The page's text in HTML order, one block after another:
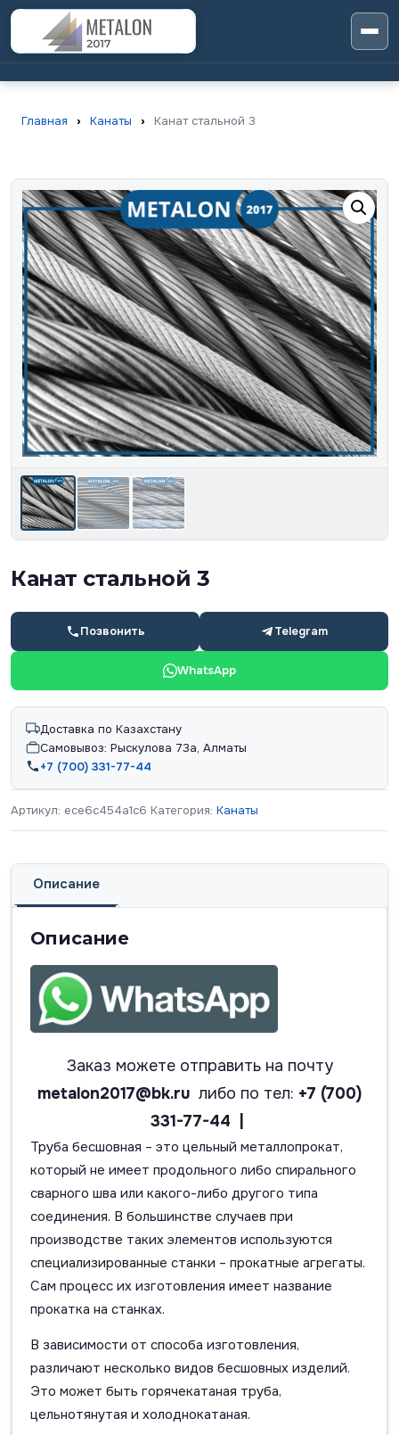
Главная › Канаты › Канат стальной 3
Канат стальной 3
Позвонить Telegram
WhatsApp
Доставка по Казахстану
Самовывоз: Рыскулова 73а, Алматы
+7 (700) 331-77-44
Артикул: ece6c454a1c6 Категория: Канаты
Описание
Описание
Заказ можете отправить на почту
metalon2017@bk.ru либо по тел: +7 (700)
331-77-44 |
Труба бесшовная – это цельный металлопрокат,
который не имеет продольного либо спирального
сварного шва или какого-либо другого типа
соединения. В большинстве случаев при
производстве таких элементов используются
специализированные станки – прокатные агрегаты.
Сам процесс их изготовления имеет название
прокатка на станках.
В зависимости от способа изготовления,
различают несколько видов бесшовных изделий.
Это может быть горячекатаная труба,
цельнотянутая и холоднокатаная.